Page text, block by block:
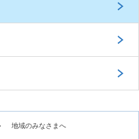
地域のみなさまへ